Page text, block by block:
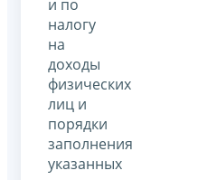
и по
налогу
на
доходы
физических
лиц и
порядки
заполнения
указанных